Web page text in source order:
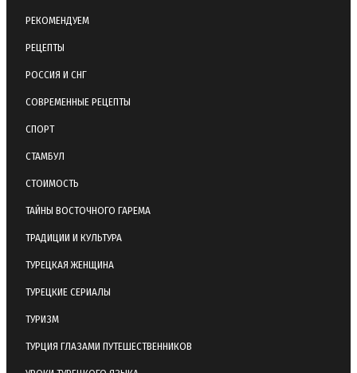
РЕКОМЕНДУЕМ
РЕЦЕПТЫ
РОССИЯ И СНГ
СОВРЕМЕННЫЕ РЕЦЕПТЫ
СПОРТ
СТАМБУЛ
СТОИМОСТЬ
ТАЙНЫ ВОСТОЧНОГО ГАРЕМА
ТРАДИЦИИ И КУЛЬТУРА
ТУРЕЦКАЯ ЖЕНЩИНА
ТУРЕЦКИЕ СЕРИАЛЫ
ТУРИЗМ
ТУРЦИЯ ГЛАЗАМИ ПУТЕШЕСТВЕННИКОВ